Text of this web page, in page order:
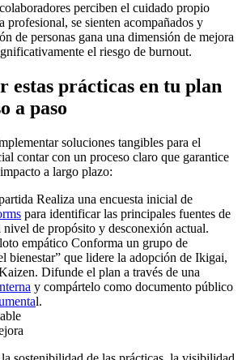
perciben el cuidado propio
profesional, se sienten acompañados y
de personas gana una dimensión de mejora
el riesgo de burnout.
estas prácticas en tu plan
a paso
soluciones tangibles para el
contar con un proceso claro que garantice
a largo plazo:
Realiza una encuesta inicial de
para identificar las principales fuentes de
nivel de propósito y desconexión actual.
empático Conforma un grupo de
bienestar” que lidere la adopción de Ikigai,
Difunde el plan a través de una
y compártelo como documento público
l.